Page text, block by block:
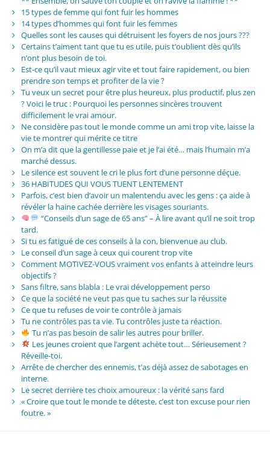
15 types de femme qui font fuir les hommes
14 types d’hommes qui font fuir les femmes
Quelles sont les causes qui détruisent les foyers de nos jours ???
Certains t’aiment tant que tu es utile, puis t’oublient dès qu’ils
n’ont plus besoin de toi.
Est-ce qu’il vaut mieux agir vite et tout faire rapidement, ou bien
prendre son temps et profiter de la vie ?
Tu veux un secret pour être plus heureux, plus productif, plus zen
? Voici le truc : Pourquoi les personnes sincères trouvent
difficilement le vrai amour.
Ne considère pas tout le monde comme un ami trop vite, laisse la
vie te montrer qui mérite ce titre
On m’a dit que la gentillesse paie et je l’ai été… mais l’humain m’a
marché dessus.
Le silence est souvent le cri le plus fort d’une personne déçue.
36 HABITUDES QUI VOUS TUENT LENTEMENT
Parfois, c’est bien d’avoir un malentendu avec les gens : ça aide à
révéler la haine cachée derrière les visages souriants.
“Conseils d’un sage de 65 ans” – À lire avant qu’il ne soit trop
tard.
Si tu es fatigué de ces conseils à la con, bienvenue au club.
Le conseil d’un sage à ceux qui courent trop vite
Comment MOTIVEZ-VOUS vraiment vos enfants à atteindre leurs
objectifs ?
Sans filtre, sans blabla : Le vrai développement perso
Ce que la société ne veut pas que tu saches sur la réussite
Ce que tu refuses de voir te contrôle à jamais
Tu ne contrôles pas ta vie. Tu contrôles juste ta réaction.
Tu n’as pas besoin de salir les autres pour briller.
Les jeunes croient que l’argent achète tout… Sérieusement ?
Réveille-toi.
Arrête de chercher des ennemis, t’as déjà assez de sabotages en
interne.
Le secret derrière tes choix amoureux : la vérité sans fard
« Croire que tout le monde te déteste, c’est ton excuse pour rien
foutre. »